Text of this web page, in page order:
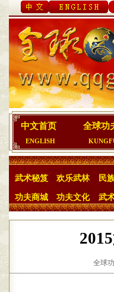
中文首页
ENGLISH
全球功
武术秘笈 欢乐武林 民
功夫商城 功夫文化 武
全球